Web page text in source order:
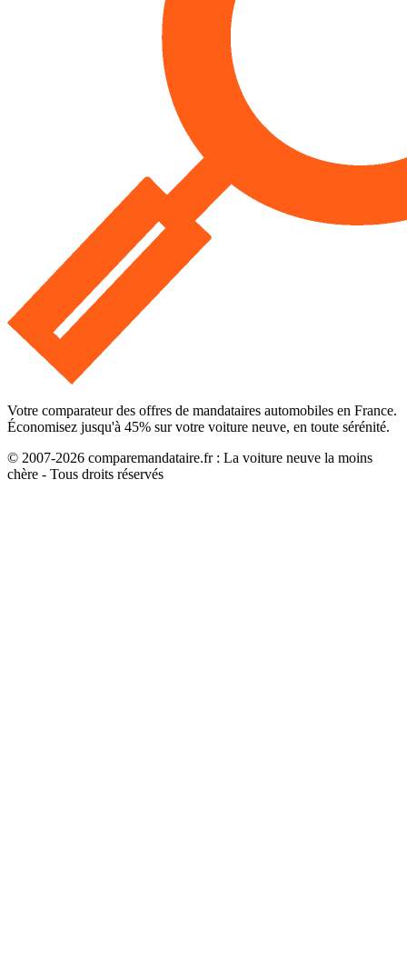
Votre comparateur des offres de mandataires automobiles en France.
Économisez jusqu'à 45% sur votre voiture neuve, en toute sérénité.
© 2007-2026 comparemandataire.fr : La voiture neuve la moins
chère - Tous droits réservés